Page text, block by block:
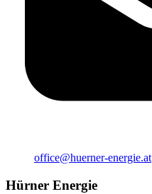
office@huerner-energie.at
Hürner Energie